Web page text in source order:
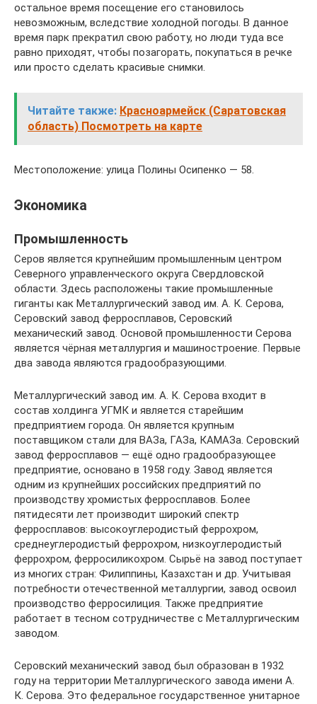
остальное время посещение его становилось
невозможным, вследствие холодной погоды. В данное
время парк прекратил свою работу, но люди туда все
равно приходят, чтобы позагорать, покупаться в речке
или просто сделать красивые снимки.
Читайте также: Красноармейск (Саратовская
область) Посмотреть на карте
Местоположение: улица Полины Осипенко — 58.
Экономика
Промышленность
Серов является крупнейшим промышленным центром
Северного управленческого округа Свердловской
области. Здесь расположены такие промышленные
гиганты как Металлургический завод им. А. К. Серова,
Серовский завод ферросплавов, Серовский
механический завод. Основой промышленности Серова
является чёрная металлургия и машиностроение. Первые
два завода являются градообразующими.
Металлургический завод им. А. К. Серова входит в
состав холдинга УГМК и является старейшим
предприятием города. Он является крупным
поставщиком стали для ВАЗа, ГАЗа, КАМАЗа. Серовский
завод ферросплавов — ещё одно градообразующее
предприятие, основано в 1958 году. Завод является
одним из крупнейших российских предприятий по
производству хромистых ферросплавов. Более
пятидесяти лет производит широкий спектр
ферросплавов: высокоуглеродистый феррохром,
среднеуглеродистый феррохром, низкоуглеродистый
феррохром, ферросиликохром. Сырьё на завод поступает
из многих стран: Филиппины, Казахстан и др. Учитывая
потребности отечественной металлургии, завод освоил
производство ферросилиция. Также предприятие
работает в тесном сотрудничестве с Металлургическим
заводом.
Серовский механический завод был образован в 1932
году на территории Металлургического завода имени А.
К. Серова. Это федеральное государственное унитарное